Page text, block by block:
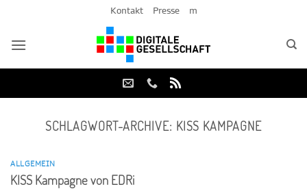
springen
Kontakt Presse m
SCHLAGWORT-ARCHIVE: KISS KAMPAGNE
ALLGEMEIN
KISS Kampagne von EDRi